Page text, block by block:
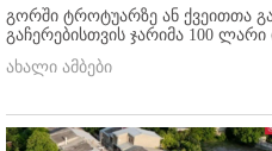
გორში ტროტუარზე ან ქვეითთა
გაჩერებისთვის ჯარიმა 100 ლარი
ახალი ამბები